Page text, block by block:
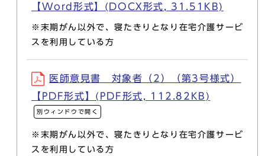
【Word形式】(DOCX形式, 31.51KB)
※末期がん以外で、寝たきりとなり在宅介護サービ
スを利用している方
医師意見書 対象者（2）（第3号様式）
【PDF形式】(PDF形式, 112.82KB)
別ウィンドウで開く
※末期がん以外で、寝たきりとなり在宅介護サービ
スを利用している方